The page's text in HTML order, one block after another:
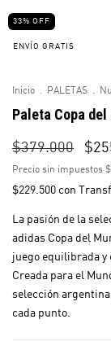
33% OFF
ENVÍO GRATIS
Inicio . PALETAS .
Paleta Copa
$379.000
Precio sin impuestos
$229.500 con
La pasión de la
adidas Copa del
juego equilibrada y
Creada para el
selección
cada punto.